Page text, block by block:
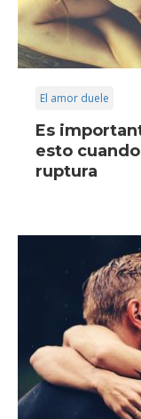
El amor duele
Es
esto
ruptura